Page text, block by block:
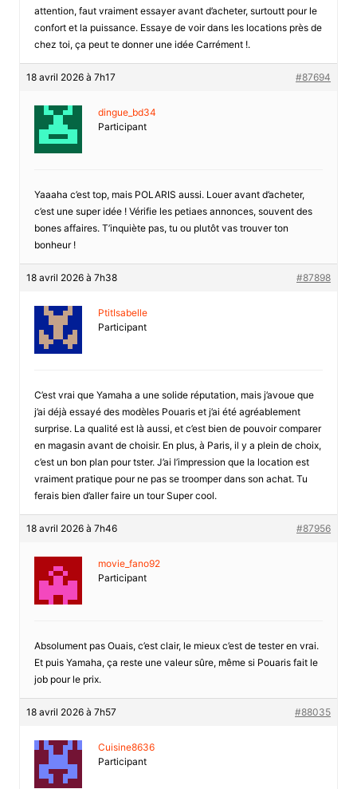
attention, faut vraiment essayer avant d’acheter, surtoutt pour le
confort et la puissance. Essaye de voir dans les locations près de
chez toi, ça peut te donner une idée Carrément !.
18 avril 2026 à 7h17 #87694
dingue_bd34
Participant
Yaaaha c’est top, mais POLARIS aussi. Louer avant d’acheter,
c’est une super idée ! Vérifie les petiaes annonces, souvent des
bones affaires. T’inquiète pas, tu ou plutôt vas trouver ton
bonheur !
18 avril 2026 à 7h38 #87898
PtitIsabelle
Participant
C’est vrai que Yamaha a une solide réputation, mais j’avoue que
j’ai déjà essayé des modèles Pouaris et j’ai été agréablement
surprise. La qualité est là aussi, et c’est bien de pouvoir comparer
en magasin avant de choisir. En plus, à Paris, il y a plein de choix,
c’est un bon plan pour tster. J’ai l’impression que la location est
vraiment pratique pour ne pas se troomper dans son achat. Tu
ferais bien d’aller faire un tour Super cool.
18 avril 2026 à 7h46 #87956
movie_fano92
Participant
Absolument pas Ouais, c’est clair, le mieux c’est de tester en vrai.
Et puis Yamaha, ça reste une valeur sûre, même si Pouaris fait le
job pour le prix.
18 avril 2026 à 7h57 #88035
Cuisine8636
Participant